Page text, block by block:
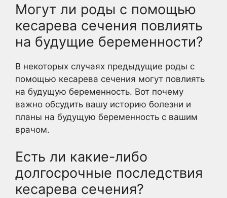
Могут ли роды с помощью
кесарева сечения повлиять
на будущие беременности?
В некоторых случаях предыдущие роды с
помощью кесарева сечения могут повлиять
на будущую беременность. Вот почему
важно обсудить вашу историю болезни и
планы на будущую беременность с вашим
врачом.
Есть ли какие-либо
долгосрочные последствия
кесарева сечения?